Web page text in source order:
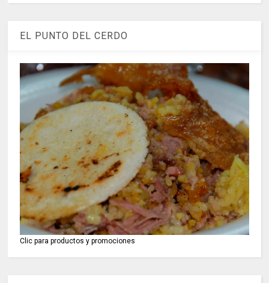
EL PUNTO DEL CERDO
Clic para productos y promociones